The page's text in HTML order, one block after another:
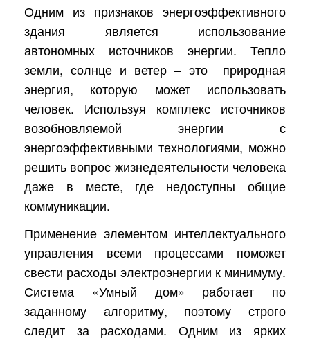
Одним из признаков энергоэффективного
здания является использование
автономных источников энергии. Тепло
земли, солнце и ветер – это природная
энергия, которую может использовать
человек. Используя комплекс источников
возобновляемой энергии с
энергоэффективными технологиями, можно
решить вопрос жизнедеятельности человека
даже в месте, где недоступны общие
коммуникации.
Применение элементом интеллектуального
управления всеми процессами поможет
свести расходы электроэнергии к минимуму.
Система «Умный дом» работает по
заданному алгоритму, поэтому строго
следит за расходами. Одним из ярких